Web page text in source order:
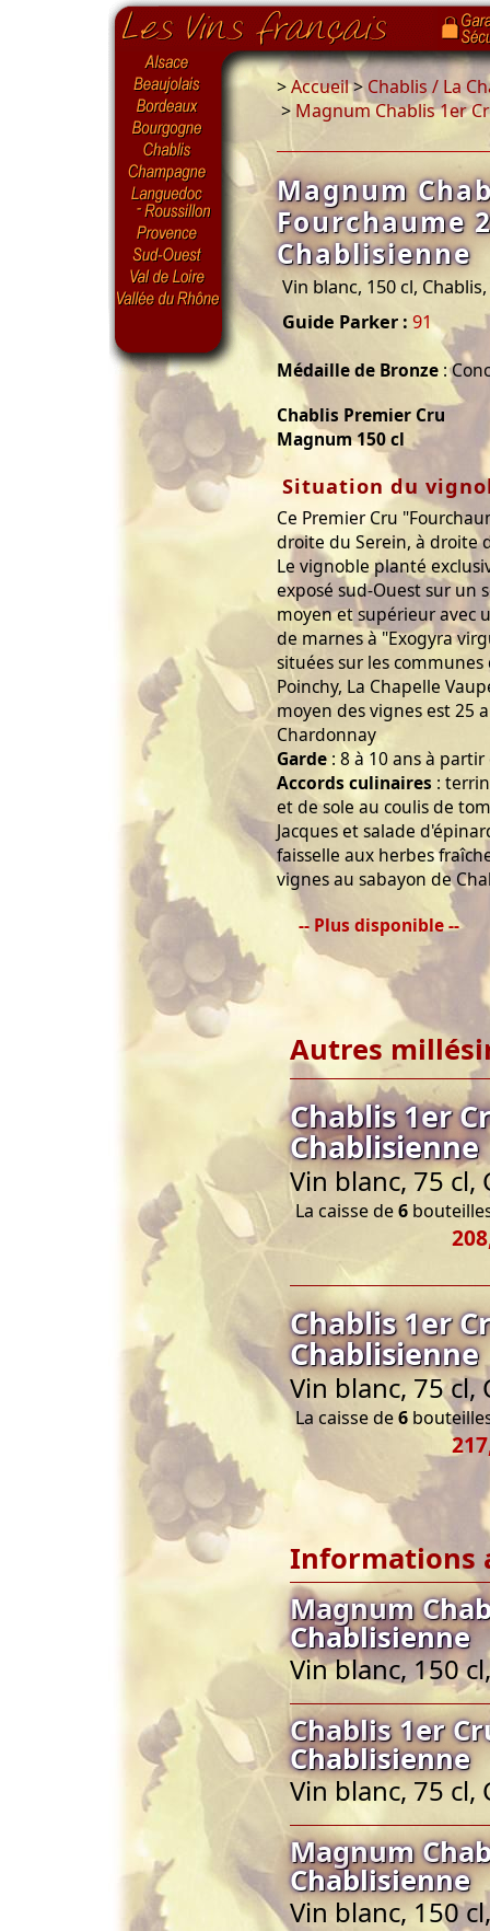
>Accueil>Chablis / La
> Magnum Chablis 1er
Magnum
Fourchaume
Chablisienne
Vin blanc, 150 cl, Chablis,
Guide Parker : 91
Médaille de Bronze :
Chablis Premier Cru
Magnum 150 cl
Situation du
Ce Premier Cru
droite du Serein, à droite
Le vignoble planté
exposé sud-Ouest sur un
moyen et supérieur avec
de marnes à "Exogyra
situées sur les
Poinchy, La Chapelle
moyen des vignes est 25
Chardonnay
Garde : 8 à 10 ans à
Accords culinaires :
et de sole au coulis de
Jacques et salade
faisselle aux herbes
vignes au sabayon de
-- Plus disponible --
Autres
Chablis 1er
Chablisienne
Vin blanc, 75 cl,
La caisse de6
Chablis 1er
Chablisienne
Vin blanc, 75 cl,
La caisse de6
Informations
Magnum
Chablisienne
Vin blanc, 150
Chablis 1er
Chablisienne
Vin blanc, 75 cl,
Magnum
Chablisienne
Vin blanc, 150